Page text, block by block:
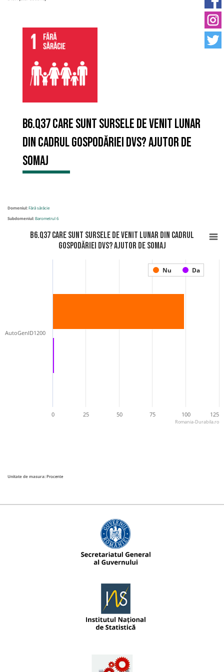
B6.Q37 Care sunt sursele de venit lunar
din cadrul gospodăriei Dvs? Ajutor de
somaj
Domeniul:Fără sărăcie
Subdomeniul:Barometrul 6
B6.Q37 Care sunt sursele de venit lunar din cadrul
gospodăriei Dvs? Ajutor de somaj
Nu Da
AutoGenID1200
0 100
25 50 75 125
Romania-Durabila.ro
Unitate de masura:Procente